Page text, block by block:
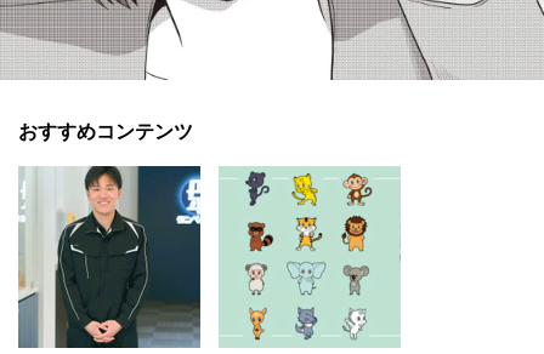
おすすめコンテンツ